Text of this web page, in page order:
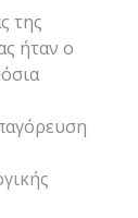
της
ήταν ο